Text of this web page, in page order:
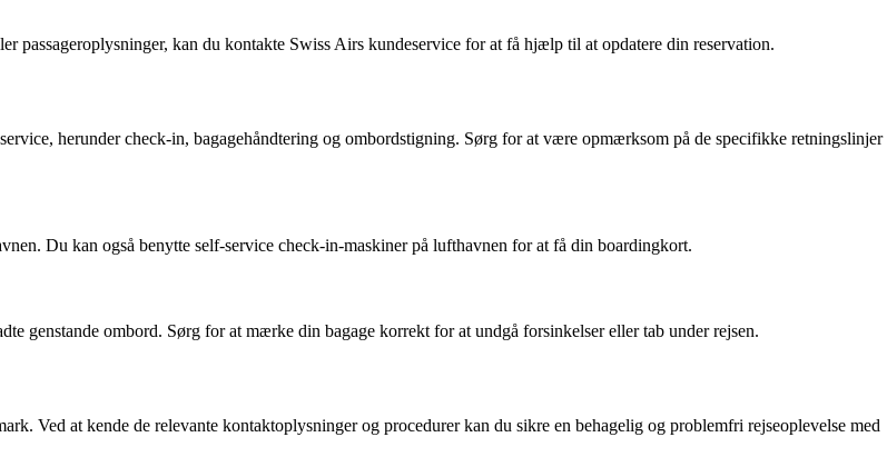
passageroplysninger, kan du kontakte Swiss Airs kundeservice for at få hjælp til at opdatere din reservation.
herunder check-in, bagagehåndtering og ombordstigning. Sørg for at være opmærksom på de specifikke retningslinjer
Du kan også benytte self-service check-in-maskiner på lufthavnen for at få din boardingkort.
genstande ombord. Sørg for at mærke din bagage korrekt for at undgå forsinkelser eller tab under rejsen.
Ved at kende de relevante kontaktoplysninger og procedurer kan du sikre en behagelig og problemfri rejseoplevelse med